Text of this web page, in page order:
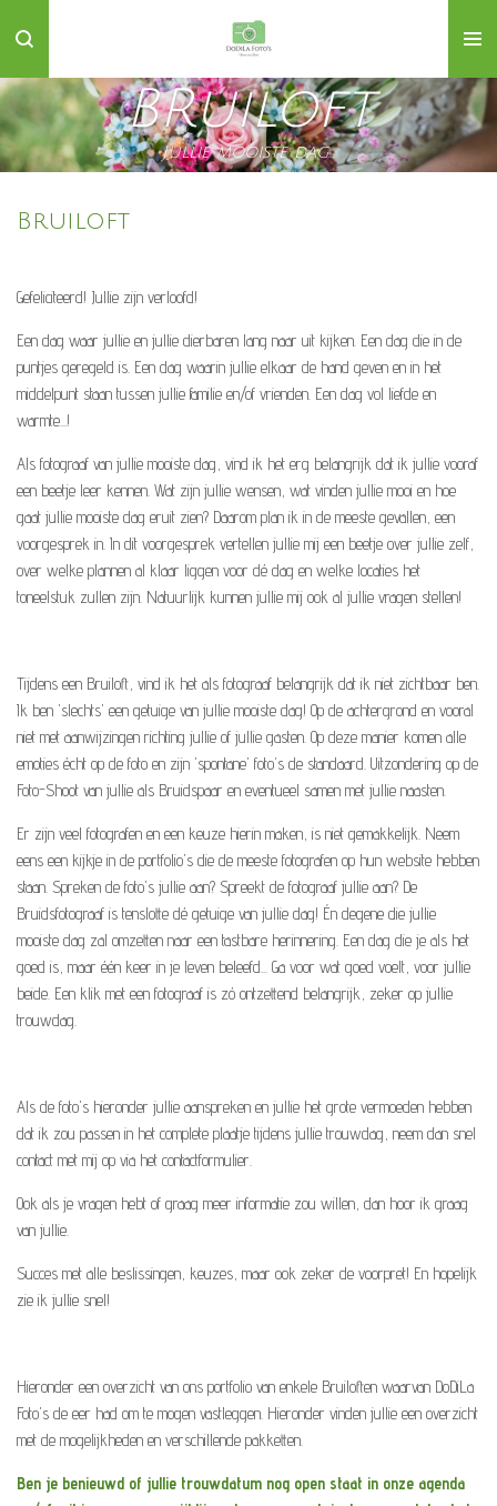
direct
naar
de
hoofdinhoud
BRuiloft
Jullie mooiste dag...
Bruiloft
Gefeliciteerd! Jullie zijn verloofd!
Een dag waar jullie en jullie dierbaren lang naar uit kijken. Een dag die in de
puntjes geregeld is. Een dag waarin jullie elkaar de hand geven en in het
middelpunt staan tussen jullie familie en/of vrienden. Een dag vol liefde en
warmte...!
Als fotograaf van jullie mooiste dag, vind ik het erg belangrijk dat ik jullie vooraf
een beetje leer kennen. Wat zijn jullie wensen, wat vinden jullie mooi en hoe
gaat jullie mooiste dag eruit zien? Daarom plan ik in de meeste gevallen, een
voorgesprek in. In dit voorgesprek vertellen jullie mij een beetje over jullie zelf,
over welke plannen al klaar liggen voor dé dag en welke locaties het
toneelstuk zullen zijn. Natuurlijk kunnen jullie mij ook al jullie vragen stellen!
Tijdens een Bruiloft, vind ik het als fotograaf belangrijk dat ik niet zichtbaar ben.
Ik ben 'slechts' een getuige van jullie mooiste dag! Op de achtergrond en vooral
niet met aanwijzingen richting jullie of jullie gasten. Op deze manier komen alle
emoties écht op de foto en zijn 'spontane' foto's de standaard. Uitzondering op de
Foto-Shoot van jullie als Bruidspaar en eventueel samen met jullie naasten.
Er zijn veel fotografen en een keuze hierin maken, is niet gemakkelijk. Neem
eens een kijkje in de portfolio's die de meeste fotografen op hun website hebben
staan. Spreken de foto's jullie aan? Spreekt de fotograaf jullie aan? De
Bruidsfotograaf is tenslotte dé getuige van jullie dag! Én degene die jullie
mooiste dag zal omzetten naar een tastbare herinnering. Een dag die je als het
goed is, maar één keer in je leven beleefd... Ga voor wat goed voelt, voor jullie
beide. Een klik met een fotograaf is zó ontzettend belangrijk, zeker op jullie
trouwdag.
Als de foto's hieronder jullie aanspreken en jullie het grote vermoeden hebben
dat ik zou passen in het complete plaatje tijdens jullie trouwdag, neem dan snel
contact met mij op via het contactformulier.
Ook als je vragen hebt of graag meer informatie zou willen, dan hoor ik graag
van jullie.
Succes met alle beslissingen, keuzes, maar ook zeker de voorpret! En hopelijk
zie ik jullie snel!
Hieronder een overzicht van ons portfolio van enkele Bruiloften waarvan DoDiLa
Foto's de eer had om te mogen vastleggen. Hieronder vinden jullie een overzicht
met de mogelijkheden en verschillende pakketten.
Ben je benieuwd of jullie trouwdatum nog open staat in onze agenda